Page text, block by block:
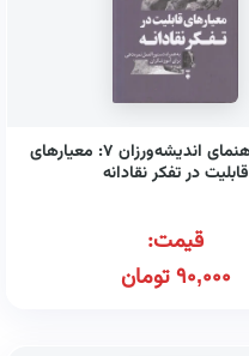
مجموعه راهنمای اندیشه‌ورزان ۷: معیارهای
قابلیت در تفکر نقادانه
قیمت:
90,000تومان